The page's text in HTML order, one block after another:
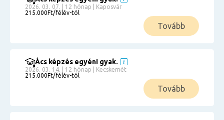
2026. 03. 07. | 12 hónap | Kaposvár
215.000Ft/félév-tól
Tovább
Ács képzés egyéni gyak.
2026. 03. 14. | 12 hónap | Kecskemét
215.000Ft/félév-tól
Tovább